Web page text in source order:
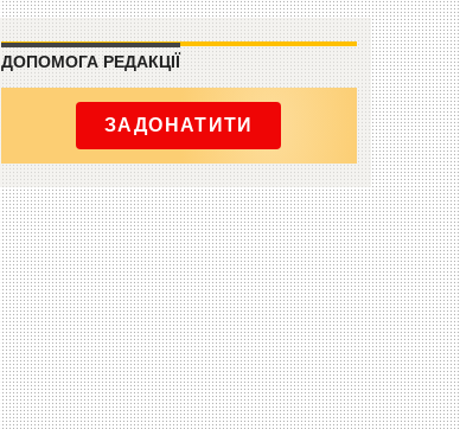
ДОПОМОГА РЕДАКЦІЇ
ЗАДОНАТИТИ